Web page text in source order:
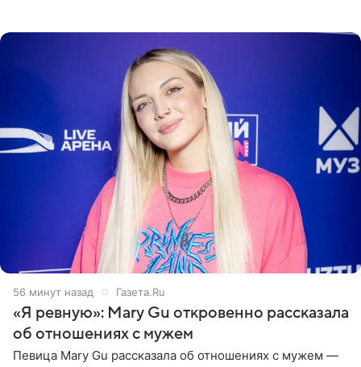
56 минут назад Газета.Ru
«Я ревную»: Mary Gu откровенно рассказала
об отношениях с мужем
Певица Mary Gu рассказала об отношениях с мужем —